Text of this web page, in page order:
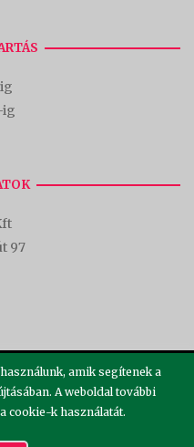
ig
ig
97
bySiteOrigin
amik segítenek a
A weboldal további
cookie-k használatát.